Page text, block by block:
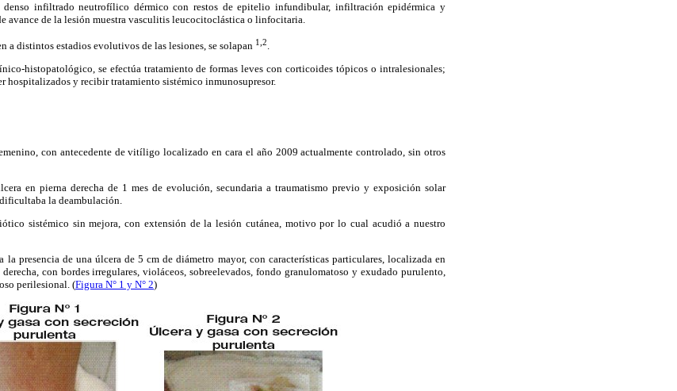
denso infiltrado neutrofílico dérmico con restos de epitelio infundibular, infiltración epidérmica y
avance de la lesión muestra vasculitis leucocitoclástica o linfocitaria.
a distintos estadios evolutivos de las lesiones, se solapan 1,2
histopatológico, se efectúa tratamiento de formas leves con corticoides tópicos o intralesionales;
hospitalizados y recibir tratamiento sistémico inmunosupresor.
con antecedente de vitíligo localizado en cara el año 2009 actualmente controlado, sin otros
en pierna derecha de 1 mes de evolución, secundaria a traumatismo previo y exposición solar
la deambulación.
sistémico sin mejora, con extensión de la lesión cutánea, motivo por lo cual acudió a nuestro
la presencia de una úlcera de 5 cm de diámetro mayor, con características particulares, localizada en
con bordes irregulares, violáceos, sobreelevados, fondo granulomatoso y exudado purulento,
perilesional. (Figura N° 1 y N° 2)